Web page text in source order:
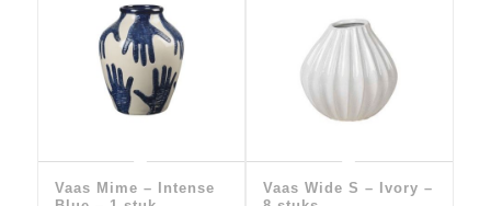
Vaas Mime – Intense
Vaas Wide S – Ivory –